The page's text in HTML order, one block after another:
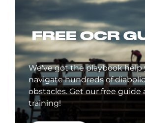
FREE OCR
We've got the playbook help
navigate hundreds of
obstacles. Get our free guide
training!